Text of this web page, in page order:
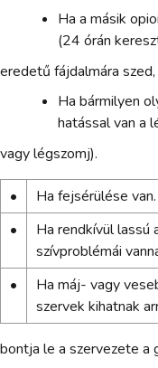
Ha a másik
(24 órán
eredetű fájdalmára
Ha bármilyen
hatással van a
vagy légszomj).
•
Ha fejsérülése van.
•
Ha rendkívül lassú
szívproblémái
•
Ha máj- vagy
szervek kihatnak
bontja le a szervezete a